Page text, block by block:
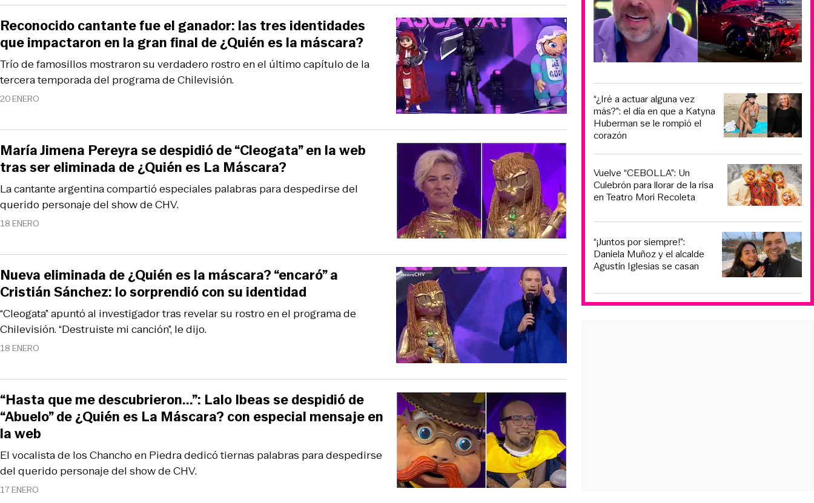
20 ENERO
Trío de famosillos mostraron su verdadero rostro en el último capítulo de la
tercera temporada del programa de Chilevisión.
Reconocido cantante fue el ganador: las tres identidades
que impactaron en la gran final de ¿Quién es la máscara?
18 ENERO
La cantante argentina compartió especiales palabras para despedirse del
querido personaje del show de CHV.
María Jimena Pereyra se despidió de “Cleogata” en la web
tras ser eliminada de ¿Quién es La Máscara?
18 ENERO
“Cleogata” apuntó al investigador tras revelar su rostro en el programa de
Chilevisión. “Destruiste mi canción”, le dijo.
Nueva eliminada de ¿Quién es la máscara? “encaró” a
Cristián Sánchez: lo sorprendió con su identidad
17 ENERO
El vocalista de los Chancho en Piedra dedicó tiernas palabras para despedirse
del querido personaje del show de CHV.
“Hasta que me descubrieron...”: Lalo Ibeas se despidió de
“Abuelo” de ¿Quién es La Máscara? con especial mensaje en
la web
“¿Iré a actuar alguna vez
más?”: el día en que a Katyna
Huberman se le rompió el
corazón
Vuelve “CEBOLLA”: Un
Culebrón para llorar de la risa
en Teatro Mori Recoleta
“¡Juntos por siempre!”:
Daniela Muñoz y el alcalde
Agustín Iglesias se casan